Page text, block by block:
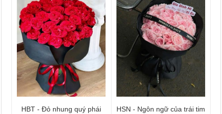
HBT - Đỏ nhung quý phái
HSN - Ngôn ngữ của trái tim